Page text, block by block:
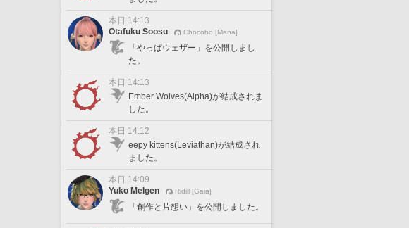
本日 14:13
Otafuku Soosu
Chocobo [Mana]
「やっぱウェザー」を公開しまし
た。
本日 14:13
Ember Wolves(Alpha)が結成されま
した。
本日 14:12
eepy kittens(Leviathan)が結成され
ました。
本日 14:09
Yuko Melgen
Ridill [Gaia]
「創作と片想い」を公開しました。